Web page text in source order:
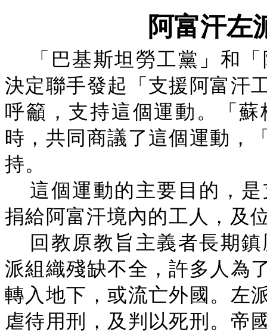
阿富汗左
「巴基斯坦勞工黨」和
決定聯手發起「支援阿富汗
呼籲，支持這個運動。「
時，共同商議了這個運動，
持。
這個運動的主要目的，
捐給阿富汗境內的工人，及
回教原教旨主義者長期
派組織殘缺不全，許多人為
轉入地下，或流亡外國。左
虐待用刑，及判以死刑。帝